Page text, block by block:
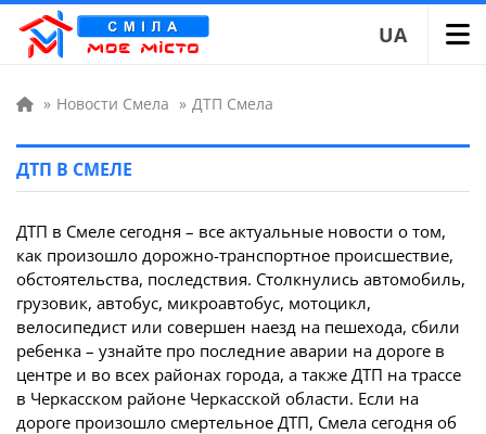
UA
» Новости Смела » ДТП Смела
ДТП В СМЕЛЕ
ДТП в Смеле сегодня – все актуальные новости о том,
как произошло дорожно-транспортное происшествие,
обстоятельства, последствия. Столкнулись автомобиль,
грузовик, автобус, микроавтобус, мотоцикл,
велосипедист или совершен наезд на пешехода, сбили
ребенка – узнайте про последние аварии на дороге в
центре и во всех районах города, а также ДТП на трассе
в Черкасском районе Черкасской области. Если на
дороге произошло смертельное ДТП, Смела сегодня об